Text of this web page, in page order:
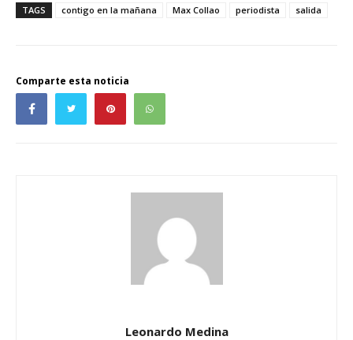
TAGS
contigo en la mañana Max Collao periodista salida
Comparte esta noticia
Leonardo Medina